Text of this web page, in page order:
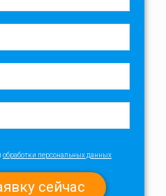
обработки персональных данных